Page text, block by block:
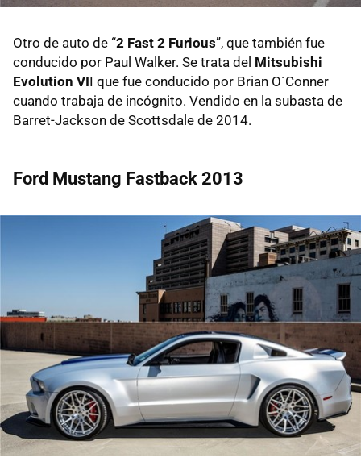
Otro de auto de “2 Fast 2 Furious”, que también fue
conducido por Paul Walker. Se trata del Mitsubishi
Evolution VII que fue conducido por Brian O´Conner
cuando trabaja de incógnito. Vendido en la subasta de
Barret-Jackson de Scottsdale de 2014.
Ford Mustang Fastback 2013